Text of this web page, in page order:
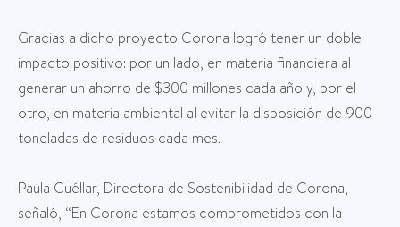
Gracias a dicho proyecto Corona logró tener un doble
impacto positivo: por un lado, en materia financiera al
generar un ahorro de $300 millones cada año y, por el
otro, en materia ambiental al evitar la disposición de 900
toneladas de residuos cada mes.
Paula Cuéllar, Directora de Sostenibilidad de Corona,
señaló, “En Corona estamos comprometidos con la